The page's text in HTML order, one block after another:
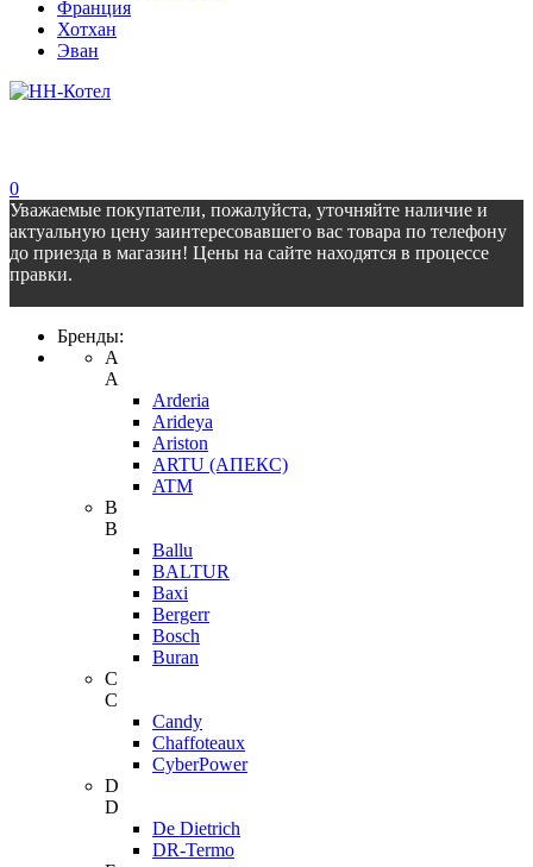
Франция
Хотхан
Эван
0
Уважаемые покупатели, пожалуйста, уточняйте наличие и
актуальную цену заинтересовавшего вас товара по телефону
до приезда в магазин! Цены на сайте находятся в процессе
правки.
Бренды:
A
A
Arderia
Arideya
Ariston
ARTU (АПЕКС)
ATM
B
B
Ballu
BALTUR
Baxi
Bergerr
Bosch
Buran
C
C
Candy
Chaffoteaux
CyberPower
D
D
De Dietrich
DR-Termo